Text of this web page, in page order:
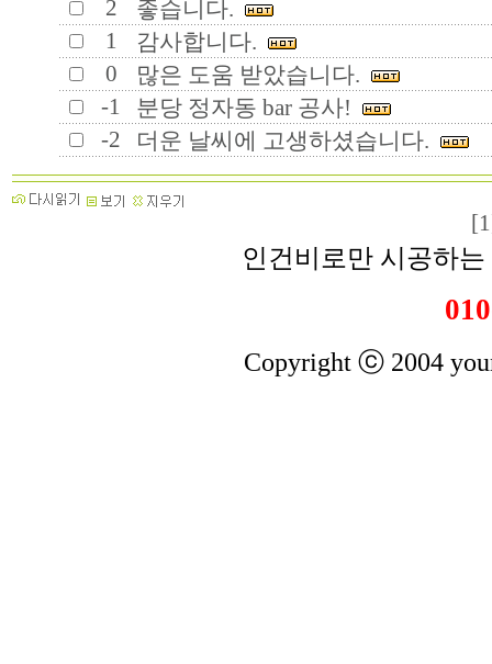
2
좋습니다.
1
감사합니다.
0
많은 도움 받았습니다.
-1
분당 정자동 bar 공사!
-2
더운 날씨에 고생하셨습니다.
인건비로만 시공하
Copyright ⓒ 2004